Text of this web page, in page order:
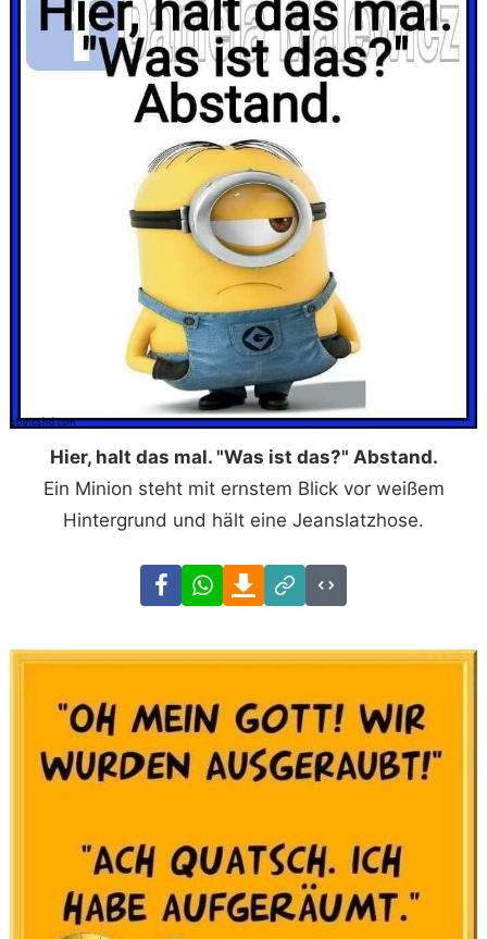
Hier, halt das mal. "Was ist das?" Abstand.
Ein Minion steht mit ernstem Blick vor weißem
Hintergrund und hält eine Jeanslatzhose.
FacebookWhatsAppDownload
Link
Code